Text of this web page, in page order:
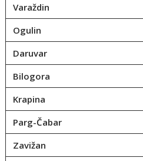
Varaždin
Ogulin
Daruvar
Bilogora
Krapina
Parg-Čabar
Zavižan